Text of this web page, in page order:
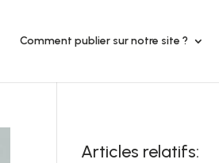
Comment publier sur notre site ?
Articles relatifs: